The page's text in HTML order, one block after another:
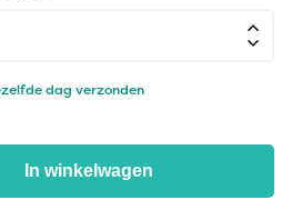
dag verzonden
In winkelwagen